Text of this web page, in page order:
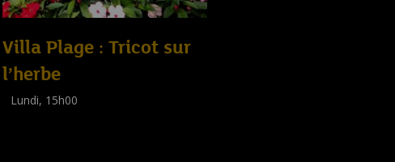
Villa Plage : Tricot sur
l’herbe
Lundi, 15h00